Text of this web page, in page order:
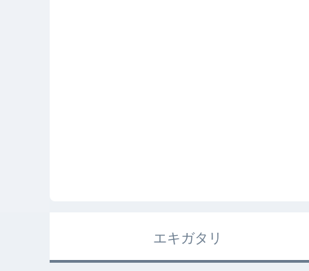
エキガタリ